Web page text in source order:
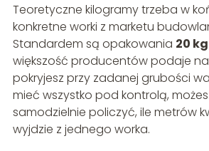
Teoretyczne kilogramy trzeba w
konkretne worki z marketu
Standardem są opakowania 20 kg
większość producentów podaje na
pokryjesz przy zadanej grubości
mieć wszystko pod kontrolą,
samodzielnie policzyć, ile metrów
wyjdzie z jednego worka.